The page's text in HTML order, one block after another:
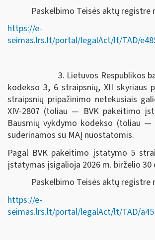
Paskelbimo Teisės aktų registre
https://e-
seimas.lrs.lt/portal/legalAct/lt/TAD/
3. Lietuvos Respublikos
kodekso 3, 6 straipsnių, XII skyriaus
straipsnių pripažinimo netekusiais
XIV-2807 (toliau — BVK pakeitimo
Bausmių vykdymo kodekso (toliau —
suderinamos su MAĮ nuostatomis.
Pagal BVK pakeitimo įstatymo 5
įstatymas įsigalioja 2026 m. birželio 30
Paskelbimo Teisės aktų registre
https://e-
seimas.lrs.lt/portal/legalAct/lt/TAD/